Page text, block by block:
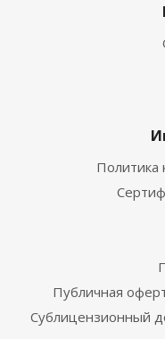
Политика
Публичная
Сублицензионный